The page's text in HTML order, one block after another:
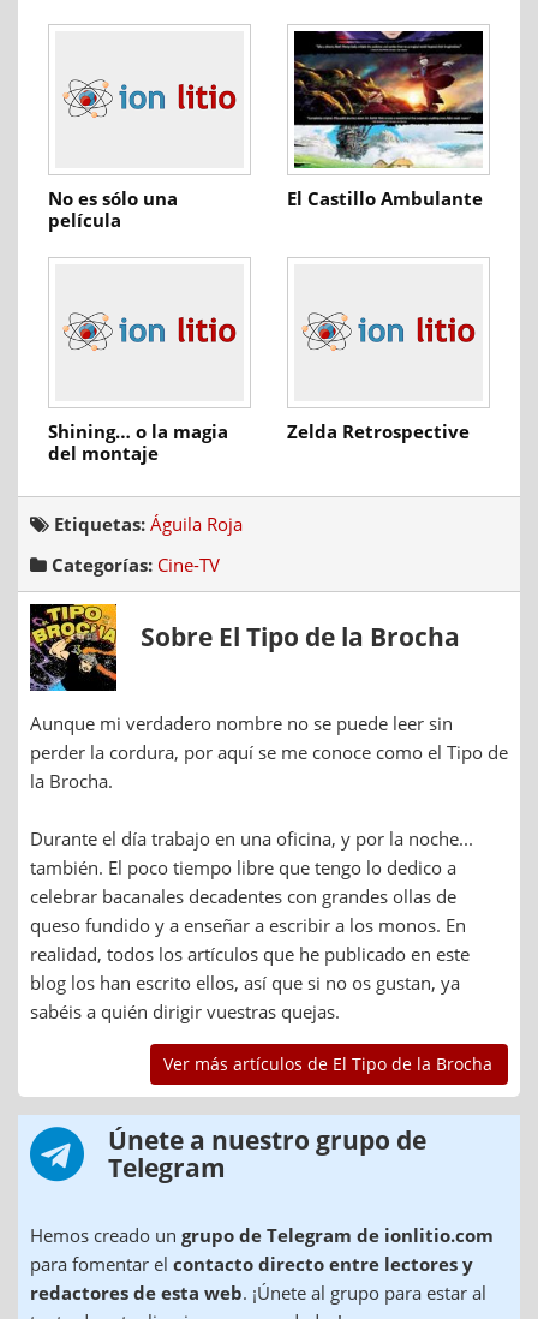
No es sólo una
película
El Castillo Ambulante
Shining… o la magia
del montaje
Zelda Retrospective
Etiquetas: Águila Roja
Categorías: Cine-TV
Sobre El Tipo de la Brocha
Aunque mi verdadero nombre no se puede leer sin
perder la cordura, por aquí se me conoce como el Tipo de
la Brocha.
Durante el día trabajo en una oficina, y por la noche...
también. El poco tiempo libre que tengo lo dedico a
celebrar bacanales decadentes con grandes ollas de
queso fundido y a enseñar a escribir a los monos. En
realidad, todos los artículos que he publicado en este
blog los han escrito ellos, así que si no os gustan, ya
sabéis a quién dirigir vuestras quejas.
Ver más artículos de El Tipo de la Brocha
Únete a nuestro grupo de
Telegram
Hemos creado un grupo de Telegram de ionlitio.com
para fomentar el contacto directo entre lectores y
redactores de esta web. ¡Únete al grupo para estar al